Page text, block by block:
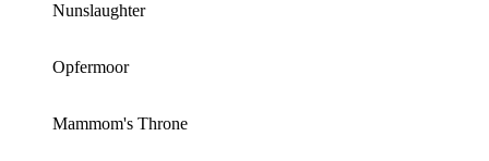
Nunslaughter
Opfermoor
Mammom's Throne